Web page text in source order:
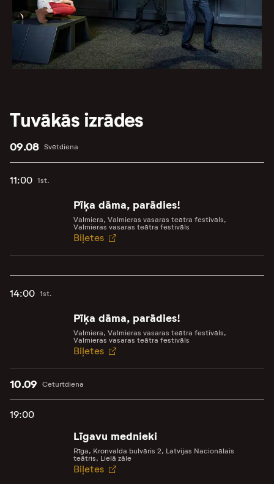
Tuvākās izrādes
Svētdiena
09.08
11:00 1st.
Pīķa dāma, parādies!
Valmiera, Valmieras vasaras teātra festivāls,
Valmieras vasaras teātra festivāls
Biļetes
14:00 1st.
Pīķa dāma, parādies!
Valmiera, Valmieras vasaras teātra festivāls,
Valmieras vasaras teātra festivāls
Biļetes
Ceturtdiena
10.09
19:00
Līgavu mednieki
Rīga, Kronvalda bulvāris 2, Latvijas Nacionālais
teātris, Lielā zāle
Biļetes